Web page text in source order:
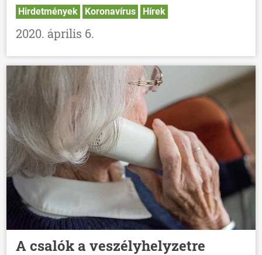
Hirdetmények Koronavírus Hírek
2020. április 6.
A csalók a veszélyhelyzetre